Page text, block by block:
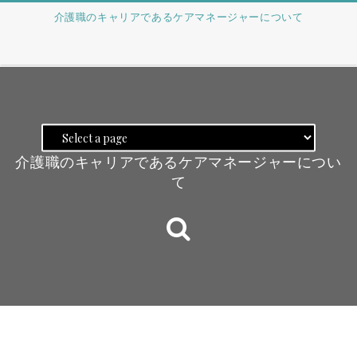
介護職のキャリアであるケアマネージャーについて
介護職のキャリアであるケアマネージャーについ
て